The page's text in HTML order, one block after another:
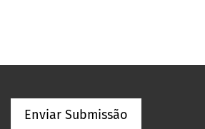
Enviar Submissão